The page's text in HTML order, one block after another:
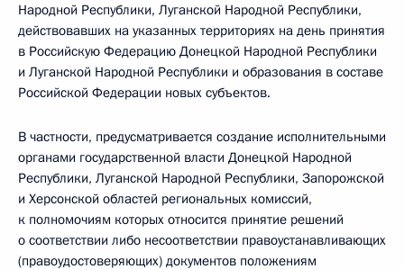
Народной Республики, Луганской Народной Республики,
действовавших на указанных территориях на день принятия
в Российскую Федерацию Донецкой Народной Республики
и Луганской Народной Республики и образования в составе
Российской Федерации новых субъектов.
В частности, предусматривается создание исполнительными
органами государственной власти Донецкой Народной
Республики, Луганской Народной Республики, Запорожской
и Херсонской областей региональных комиссий,
к полномочиям которых относится принятие решений
о соответствии либо несоответствии правоустанавливающих
(правоудостоверяющих) документов положениям